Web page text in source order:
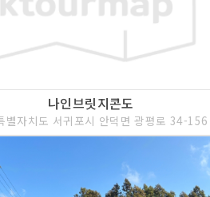
나인브릿지콘도
별자치도 서귀포시 안덕면 광평로 34-156